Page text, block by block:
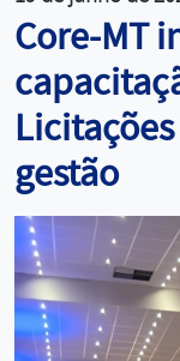
Core-MT
gestão